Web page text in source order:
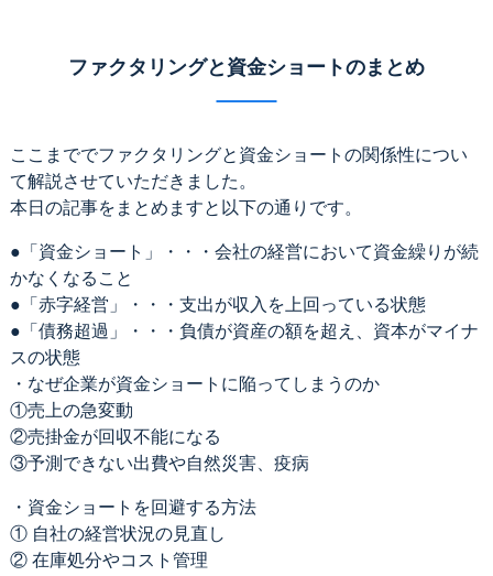
ファクタリングと資金ショートのまとめ
ここまででファクタリングと資金ショートの関係性につい
て解説させていただきました。
本日の記事をまとめますと以下の通りです。
●「資金ショート」・・・会社の経営において資金繰りが続
かなくなること
●「赤字経営」・・・支出が収入を上回っている状態
●「債務超過」・・・負債が資産の額を超え、資本がマイナ
スの状態
・なぜ企業が資金ショートに陥ってしまうのか
①売上の急変動
②売掛金が回収不能になる
③予測できない出費や自然災害、疫病
・資金ショートを回避する方法
① 自社の経営状況の見直し
② 在庫処分やコスト管理